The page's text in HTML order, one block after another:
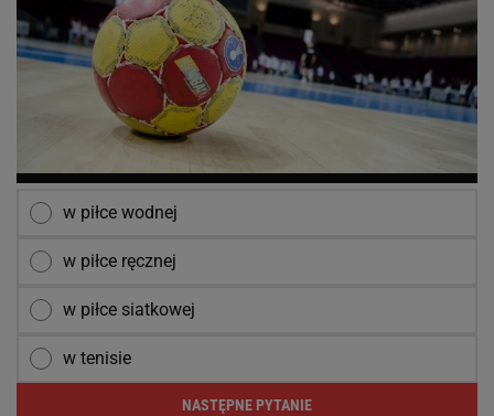
w piłce wodnej
w piłce ręcznej
w piłce siatkowej
w tenisie
NASTĘPNE PYTANIE